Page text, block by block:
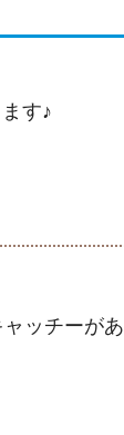
す♪
ッチーが